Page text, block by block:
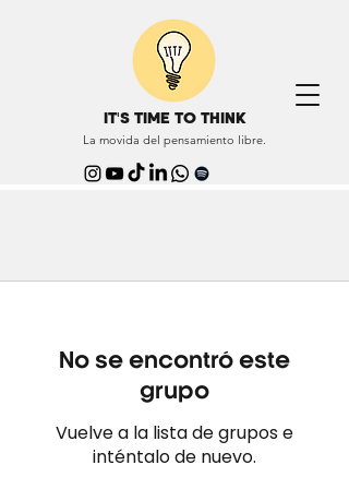
IT'S TIME TO THINK
La movida del pensamiento libre.
No se encontró este
grupo
Vuelve a la lista de grupos e
inténtalo de nuevo.